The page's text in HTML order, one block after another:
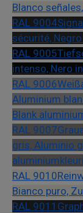
Blanco
RAL 9004
sécurité,
RAL 9005
intenso, Nero
RAL 9006
Aluminium
Blank
RAL 9007
gris, Aluminio
RAL 9010
Bianco puro,
RAL 9011